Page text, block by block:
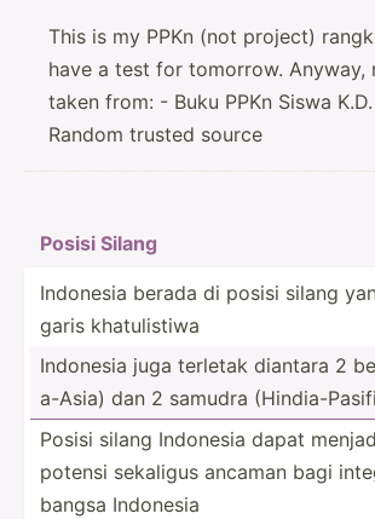
This is my PPKn (not project)
have a test for tomorrow. Anyway,
taken from: - Buku PPKn Siswa
Random trusted source
Posisi Silang
Indonesia berada di posisi silang
garis khatul­istiwa
Indonesia juga terletak diantara 2
a-Asia) dan 2 samudra (Hindi­a-
Posisi silang Indonesia dapat
potensi sekaligus ancaman bagi
bangsa Indonesia